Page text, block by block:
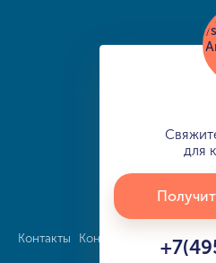
Контакты Конфиденциальность
для